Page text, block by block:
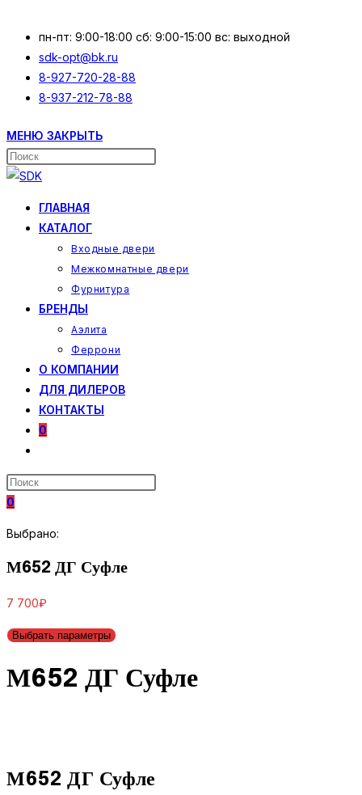
содержимому
пн-пт: 9:00-18:00 сб: 9:00-15:00 вс: выходной
sdk-opt@bk.ru
8-927-720-28-88
8-937-212-78-88
МЕНЮ ЗАКРЫТЬ
Поиск
на
ГЛАВНАЯ
КАТАЛОГ
Входные двери
Межкомнатные двери
Фурнитура
БРЕНДЫ
Аэлита
Феррони
О КОМПАНИИ
ДЛЯ ДИЛЕРОВ
КОНТАКТЫ
0
ПО
САЙТУ
0
Выбрано:
М652 ДГ Суфле
7 700₽
Выбрать параметры
М652 ДГ Суфле
М652 ДГ Суфле